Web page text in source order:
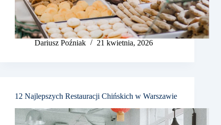
Dariusz Poźniak 21 kwietnia, 2026
12 Najlepszych Restauracji Chińskich w Warszawie